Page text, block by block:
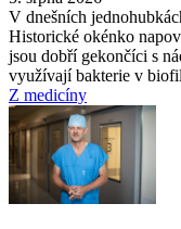
V dnešních
Historické okénko
jsou dobří gekončíci s
využívají bakterie v
Z medicíny